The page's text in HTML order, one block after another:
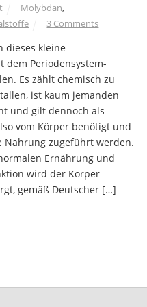
Molybdän,
3 Comments
dieses kleine
dem Periodensystem-
Es zählt chemisch zu
ist kaum jemanden
und gilt dennoch als
vom Körper benötigt und
Nahrung zugeführt werden.
Ernährung und
wird der Körper
gemäß Deutscher […]